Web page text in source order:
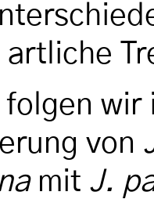
folgen
von
mit J.